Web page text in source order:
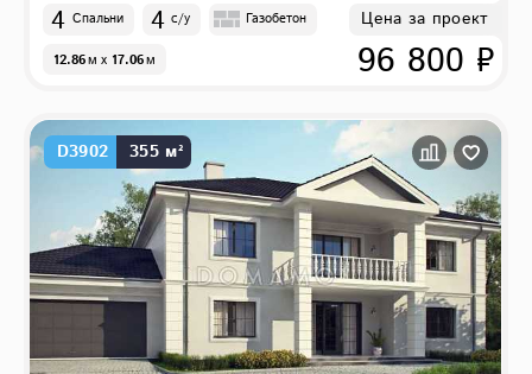
4 Спальни 4 с/у Газобетон
12.86м x 17.06м
Цена за проект
96 800 ₽
D3902 355 м²